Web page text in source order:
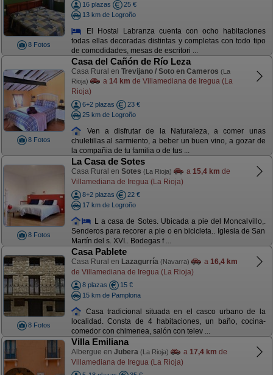
8 Fotos
16 plazas
25 €
13 km de Logroño
El Hostal Labranza cuenta con ocho habitaciones
todas ellas decoradas distintas y completas con todo tipo
de comodidades, mesas de escritori ...
8 Fotos
Casa del Cañón de Río Leza
Casa Rural en Trevijano / Soto en Cameros (La
Rioja)
a 14 km de Villamediana de Iregua (La
Rioja)
6+2 plazas
23 €
25 km de Logroño
Ven a disfrutar de la Naturaleza, a comer unas
chuletillas al sarmiento, a beber un buen vino, a gozar de
la compañia de tu familia o de tus ...
8 Fotos
La Casa de Sotes
Casa Rural en Sotes (La Rioja) a 15,4 km de
Villamediana de Iregua (La Rioja)
8+2 plazas
22 €
17 km de Logroño
L a casa de Sotes. Ubicada a pie del Moncalvillo,.
Senderos para recorer a pie o en bicicleta.. Iglesia de San
Martín del s. XVI.. Bodegas f ...
8 Fotos
Casa Pablete
Casa Rural en Lazagurría (Navarra) a 16,4 km
de Villamediana de Iregua (La Rioja)
8 plazas
15 €
15 km de Pamplona
Casa tradicional situada en el casco urbano de la
localidad. Consta de 4 habitaciones, un baño, cocina-
comedor con chimenea, salón con telev ...
Villa Emiliana
Albergue en Jubera (La Rioja) a 17,4 km de
Villamediana de Iregua (La Rioja)